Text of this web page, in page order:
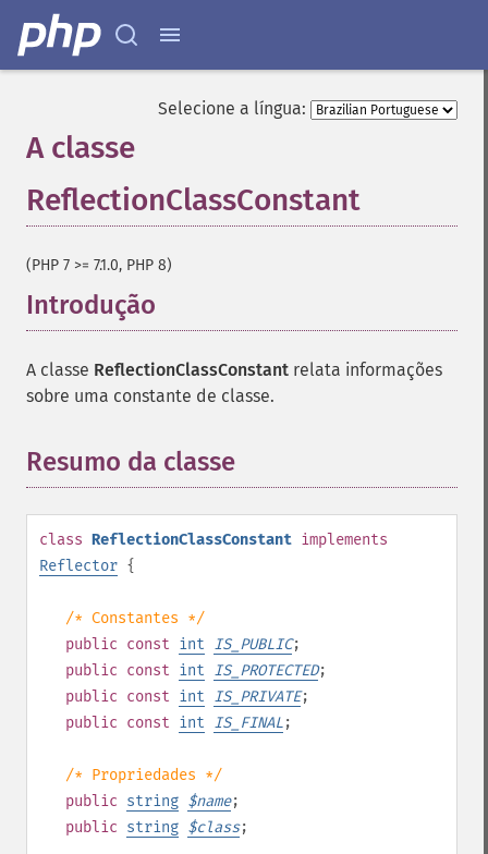
Selecione a língua:
A classe
ReflectionClassConstant
(PHP 7 >= 7.1.0, PHP 8)
Introdução
A classe ReflectionClassConstant relata informações
sobre uma constante de classe.
Resumo da classe
class ReflectionClassConstant implements
Reflector {
/* Constantes */
public const int IS_PUBLIC;
public const int IS_PROTECTED;
public const int IS_PRIVATE;
public const int IS_FINAL;
/* Propriedades */
public string $name;
public string $class;